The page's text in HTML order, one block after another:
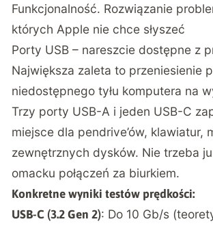
Funkcjonalność. Rozwiązanie
których Apple nie chce słyszeć
Porty USB – nareszcie dostępne z
Największa zaleta to przeniesienie
niedostępnego tyłu komputera na
Trzy porty USB-A i jeden USB-C
miejsce dla pendrive’ów, klawiatur,
zewnętrznych dysków. Nie trzeba
omacku połączeń za biurkiem.
Konkretne wyniki testów prędkości:
USB-C (3.2 Gen 2): Do 10 Gb/s